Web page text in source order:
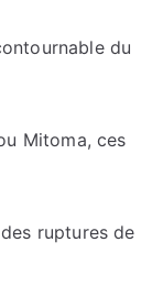
du
Mitoma, ces
ruptures de